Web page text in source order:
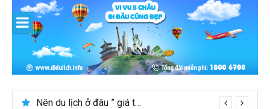
content
Nên du lịch ở đâu ” giá tốt” dịp lễ quốc khánh 2/9